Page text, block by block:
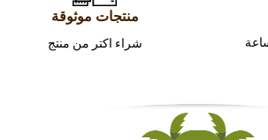
منتجات موثوقة
شراء اكتر من منتج